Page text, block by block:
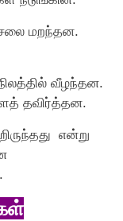
மறந்தன.
வீழந்தன.
தவிர்த்தன.
என்று